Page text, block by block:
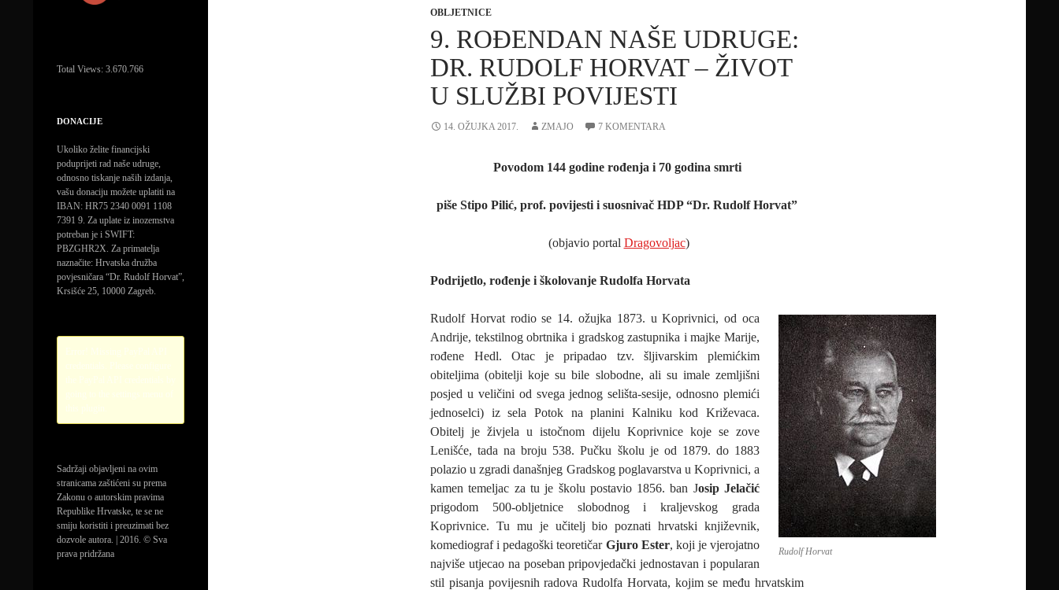
OBLJETNICE
9. ROĐENDAN NAŠE UDRUGE:
DR. RUDOLF HORVAT – ŽIVOT
U SLUŽBI POVIJESTI
14. OŽUJKA 2017. ZMAJO 7 KOMENTARA
Povodom 144 godine rođenja i 70 godina smrti
piše Stipo Pilić, prof. povijesti i suosnivač HDP “Dr. Rudolf Horvat”
(objavio portal Dragovoljac)
Podrijetlo, rođenje i školovanje Rudolfa Horvata
Rudolf Horvat
Rudolf Horvat rodio se 14. ožujka 1873. u Koprivnici, od oca
Andrije, tekstilnog obrtnika i gradskog zastupnika i majke Marije,
rođene Hedl. Otac je pripadao tzv. šljivarskim plemićkim
obiteljima (obitelji koje su bile slobodne, ali su imale zemljišni
posjed u veličini od svega jednog selišta-sesije, odnosno plemići
jednoselci) iz sela Potok na planini Kalniku kod Križevaca.
Obitelj je živjela u istočnom dijelu Koprivnice koje se zove
Lenišće, tada na broju 538. Pučku školu je od 1879. do 1883
polazio u zgradi današnjeg Gradskog poglavarstva u Koprivnici, a
kamen temeljac za tu je školu postavio 1856. ban Josip Jelačić
prigodom 500-obljetnice slobodnog i kraljevskog grada
Koprivnice. Tu mu je učitelj bio poznati hrvatski književnik,
komediograf i pedagoški teoretičar Gjuro Ester, koji je vjerojatno
najviše utjecao na poseban pripovjedački jednostavan i popularan
stil pisanja povijesnih radova Rudolfa Horvata, kojim se među hrvatskim
Total Views: 3.670.766
DONACIJE
Ukoliko želite financijski
poduprijeti rad naše udruge,
odnosno tiskanje naših izdanja,
vašu donaciju možete uplatiti na
IBAN: HR75 2340 0091 1108
7391 9. Za uplate iz inozemstva
potreban je i SWIFT:
PBZGHR2X. Za primatelja
naznačite: Hrvatska družba
povjesničara “Dr. Rudolf Horvat”,
Krsišće 25, 10000 Zagreb.
Sadržaji objavljeni na ovim
stranicama zaštićeni su prema
Zakonu o autorskim pravima
Republike Hrvatske, te se ne
smiju koristiti i preuzimati bez
dozvole autora. | 2016. © Sva
prava pridržana